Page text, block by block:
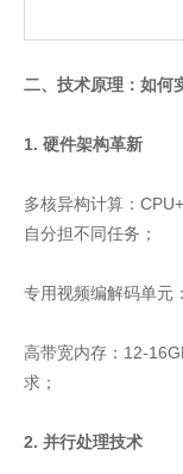
二、技术原理：如何
1. 硬件架构革新
多核异构计算：
自分担不同任务；
专用视频编解码单元
高带宽内存：12-
求；
2. 并行处理技术